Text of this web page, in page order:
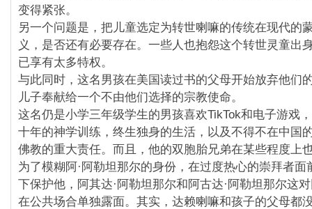
变得紧张。
另一个问题是，把儿童选定为转世喇嘛的传统在现代的
义，是否还有必要存在。一些人也抱怨这个转世灵童出
已享有太多特权。
与此同时，这名男孩在美国读过书的父母开始放弃他们
儿子奉献给一个不由他们选择的宗教使命。
这名仍是小学三年级学生的男孩喜欢TikTok和电子游戏
十年的神学训练，终生独身的生活，以及不得不在中国
佛教的重大责任。而且，他的双胞胎兄弟在某些程度上
为了模糊阿·阿勒坦那尔的身份，在过度热心的崇拜者面
下保护他，阿其达·阿勒坦那尔和阿古达·阿勒坦那尔这
在公共场合单独露面。其实，达赖喇嘛和孩子的父母都